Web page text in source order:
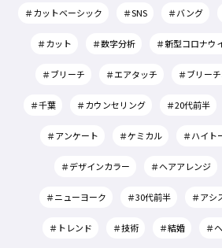
＃カットベーシック ＃SNS ＃バング
＃カット ＃数字分析 ＃新型コロナウ
＃ブリーチ ＃エアタッチ ＃ブリー
＃千葉 ＃カウンセリング ＃20代前半
＃アンケート ＃ケミカル ＃ハイト
＃デザインカラー ＃ヘアアレンジ
＃ニューヨーク ＃30代前半 ＃アシ
＃トレンド ＃技術 ＃結婚 ＃